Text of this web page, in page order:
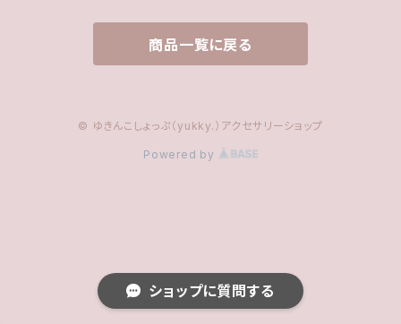
ショップに質問する
商品一覧に戻る
© ゆきんこしょっぷ（yukky.）アクセサリーショップ
Powered by